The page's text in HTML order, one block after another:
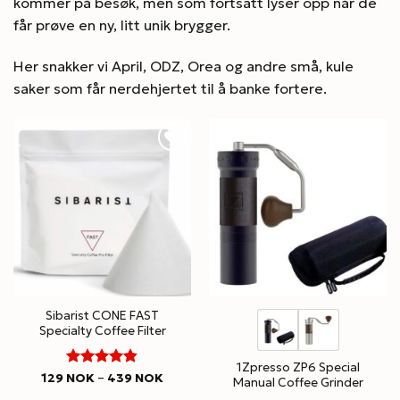
får prøve en ny, litt unik brygger.
Her snakker vi April, ODZ, Orea og andre små, kule
saker som får nerdehjertet til å banke fortere.
Sibarist CONE FAST
Specialty Coffee Filter
Rated 4.8
129 NOK – 439 NOK
1Zpresso ZP6 Special
Manual Coffee Grinder